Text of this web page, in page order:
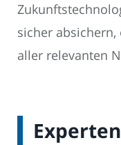
sicher
aller relevanten